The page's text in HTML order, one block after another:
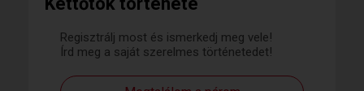
Regisztrálj most és ismerkedj meg vele!
Írd meg a saját szerelmes történetedet!